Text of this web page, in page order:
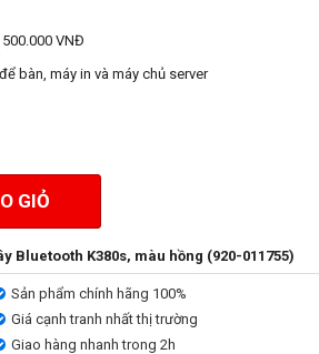
VNĐ
bàn, máy in và máy chủ server
GIỎ
Bluetooth K380s, màu hồng (920-011755)
Sản phẩm chính hãng 100%
Giá cạnh tranh nhất thị trường
Giao hàng nhanh trong 2h